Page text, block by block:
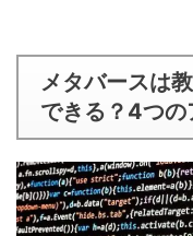
メタバースは
できる？4つ